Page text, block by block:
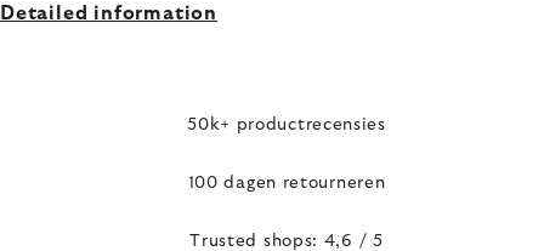
Detailed information
50k+ productrecensies
100 dagen retourneren
Trusted shops: 4,6 / 5